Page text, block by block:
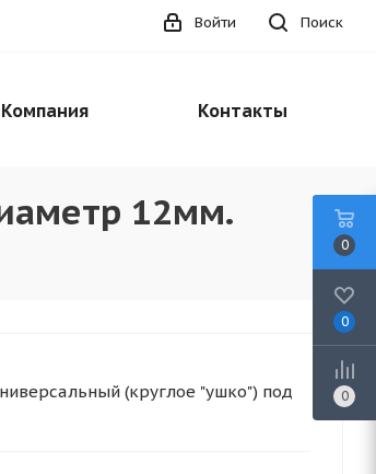
Поиск
Войти
Компания Контакты
12мм.
(круглое "ушко") под
0
0
0